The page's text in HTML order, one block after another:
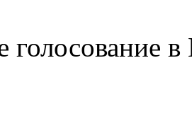
голосование